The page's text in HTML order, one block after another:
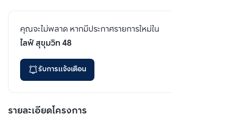
คุณจะไม่พลาด หากมีประกาศรายการใหม่ใน
ไลฟ์ สุขุมวิท 48
รับการแจ้งเตือน
รายละเอียดโครงการ